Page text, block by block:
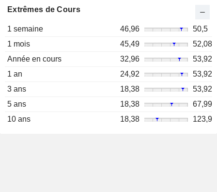
Extrêmes de Cours
1 semaine 46,96
50,5
1 mois
45,49
52,08
Année en cours
32,96
53,92
1 an
24,92
53,92
3 ans
18,38
53,92
5 ans
18,38
67,99
10 ans
18,38 123,9